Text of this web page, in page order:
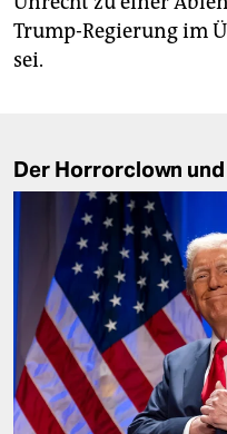
Trump-Regierung im
sei.
Der Horrorclown